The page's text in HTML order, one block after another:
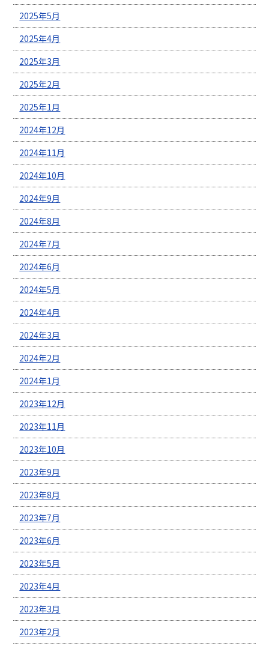
2025年5月
2025年4月
2025年3月
2025年2月
2025年1月
2024年12月
2024年11月
2024年10月
2024年9月
2024年8月
2024年7月
2024年6月
2024年5月
2024年4月
2024年3月
2024年2月
2024年1月
2023年12月
2023年11月
2023年10月
2023年9月
2023年8月
2023年7月
2023年6月
2023年5月
2023年4月
2023年3月
2023年2月